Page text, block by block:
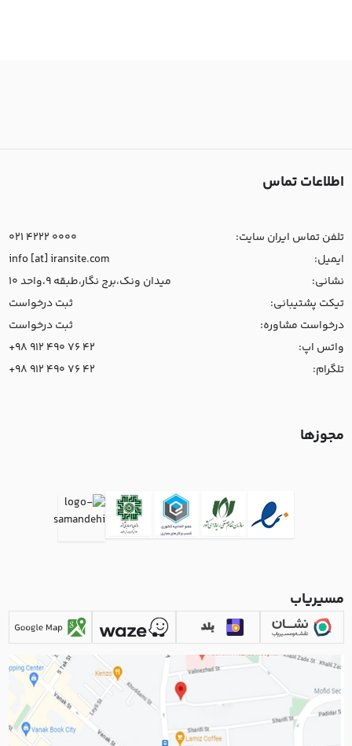
اطلاعات تماس
تلفن تماس ایران سایت:
021 4222 0000
ایمیل:
info [at] iransite.com
نشانی:
میدان ونک،برج نگار،طبقه 9،واحد 10
تیکت پشتیبانی:
ثبت درخواست
درخواست مشاوره:
ثبت درخواست
واتس اپ:
+98 912 490 76 42
تلگرام:
+98 912 490 76 42
مجوزها
مسیریاب